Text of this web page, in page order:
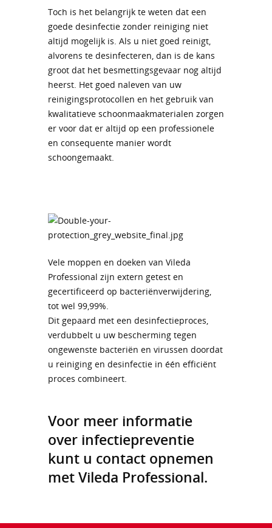
Toch is het belangrijk te weten dat een
goede desinfectie zonder reiniging niet
altijd mogelijk is. Als u niet goed reinigt,
alvorens te desinfecteren, dan is de kans
groot dat het besmettingsgevaar nog altijd
heerst. Het goed naleven van uw
reinigingsprotocollen en het gebruik van
kwalitatieve schoonmaakmaterialen zorgen
er voor dat er altijd op een professionele
en consequente manier wordt
schoongemaakt.
Vele moppen en doeken van Vileda
Professional zijn extern getest en
gecertificeerd op bacteriënverwijdering,
tot wel 99,99%.
Dit gepaard met een desinfectieproces,
verdubbelt u uw bescherming tegen
ongewenste bacteriën en virussen doordat
u reiniging en desinfectie in één efficiënt
proces combineert.
Voor meer informatie
over infectiepreventie
kunt u contact opnemen
met Vileda Professional.